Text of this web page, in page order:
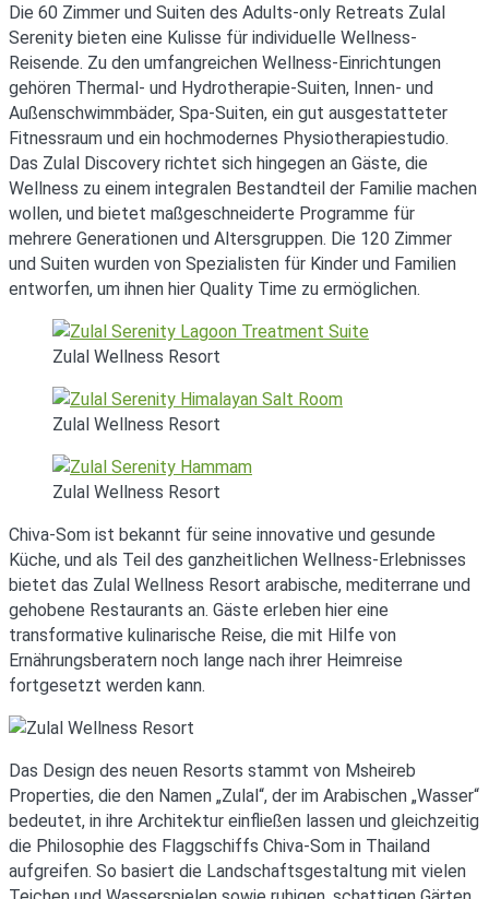
Die 60 Zimmer und Suiten des Adults-only Retreats Zulal
Serenity bieten eine Kulisse für individuelle Wellness-
Reisende. Zu den umfangreichen Wellness-Einrichtungen
gehören Thermal- und Hydrotherapie-Suiten, Innen- und
Außenschwimmbäder, Spa-Suiten, ein gut ausgestatteter
Fitnessraum und ein hochmodernes Physiotherapiestudio.
Das Zulal Discovery richtet sich hingegen an Gäste, die
Wellness zu einem integralen Bestandteil der Familie machen
wollen, und bietet maßgeschneiderte Programme für
mehrere Generationen und Altersgruppen. Die 120 Zimmer
und Suiten wurden von Spezialisten für Kinder und Familien
entworfen, um ihnen hier Quality Time zu ermöglichen.
Zulal Wellness Resort
Zulal Wellness Resort
Zulal Wellness Resort
Chiva-Som ist bekannt für seine innovative und gesunde
Küche, und als Teil des ganzheitlichen Wellness-Erlebnisses
bietet das Zulal Wellness Resort arabische, mediterrane und
gehobene Restaurants an. Gäste erleben hier eine
transformative kulinarische Reise, die mit Hilfe von
Ernährungsberatern noch lange nach ihrer Heimreise
fortgesetzt werden kann.
Das Design des neuen Resorts stammt von Msheireb
Properties, die den Namen „Zulal“, der im Arabischen „Wasser“
bedeutet, in ihre Architektur einfließen lassen und gleichzeitig
die Philosophie des Flaggschiffs Chiva-Som in Thailand
aufgreifen. So basiert die Landschaftsgestaltung mit vielen